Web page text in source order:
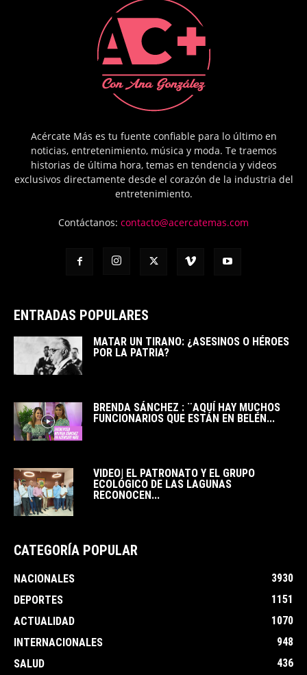
Acércate Más es tu fuente confiable para lo último en
noticias, entretenimiento, música y moda. Te traemos
historias de última hora, temas en tendencia y videos
exclusivos directamente desde el corazón de la industria del
entretenimiento.
Contáctanos: contacto@acercatemas.com
ENTRADAS POPULARES
MATAR UN TIRANO: ¿ASESINOS O HÉROES
POR LA PATRIA?
BRENDA SÁNCHEZ : ¨AQUÍ HAY MUCHOS
FUNCIONARIOS QUE ESTÁN EN BELÉN...
VIDEO| EL PATRONATO Y EL GRUPO
ECOLÓGICO DE LAS LAGUNAS
RECONOCEN...
CATEGORÍA POPULAR
NACIONALES
3930
DEPORTES
1151
ACTUALIDAD
1070
INTERNACIONALES
948
SALUD
436